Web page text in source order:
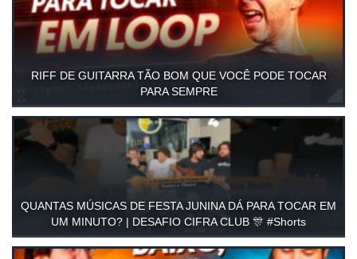
RIFF DE GUITARRA TÃO BOM QUE VOCÊ PODE TOCAR
PARA SEMPRE
QUANTAS MÚSICAS DE FESTA JUNINA DÁ PARA TOCAR EM
UM MINUTO? | DESAFIO CIFRA CLUB 🎊 #Shorts